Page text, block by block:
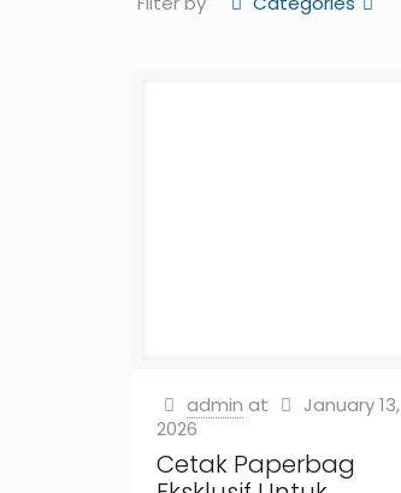
admin at
January 13,
2026
Cetak Paperbag